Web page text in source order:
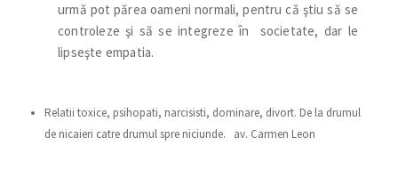
urmă pot părea oameni normali, pentru că ştiu să se
controleze şi să se integreze în societate, dar le
lipseşte empatia.
Relatii toxice, psihopati, narcisisti, dominare, divort. De la drumul
de nicaieri catre drumul spre niciunde. av. Carmen Leon